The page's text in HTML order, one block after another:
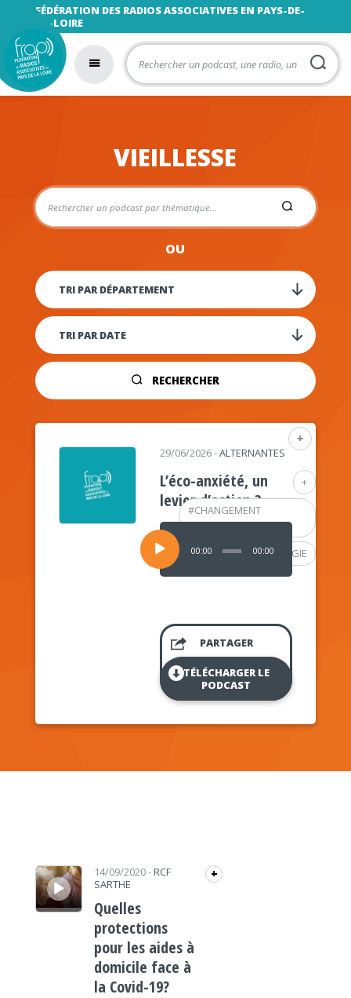
FÉDÉRATION DES RADIOS ASSOCIATIVES EN PAYS-DE-
LA-LOIRE
VIEILLESSE
OU
RECHERCHER
+
+
#CHANGEMENT
CLIMATIQUE
#PSYCHOLOGIE
29/06/2026-ALTERNANTES
L’éco-anxiété, un
levier d’action ?
Lecteur
audio
00:00 00:00
PARTAGER
TÉLÉCHARGER LE
PODCAST
Lecteur audio 14/09/2020- RCF
SARTHE
+
Quelles
protections
pour les aides à
domicile face à
la Covid-19?